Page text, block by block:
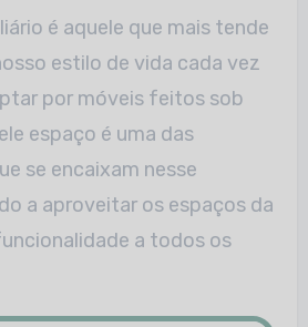
é aquele que mais tende
estilo de vida cada vez
por móveis feitos sob
espaço é uma das
se encaixam nesse
a aproveitar os espaços da
a todos os